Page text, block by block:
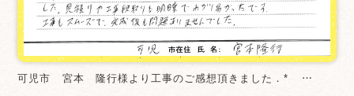
可児市 宮本 隆行様より工事のご感想頂きました．* …